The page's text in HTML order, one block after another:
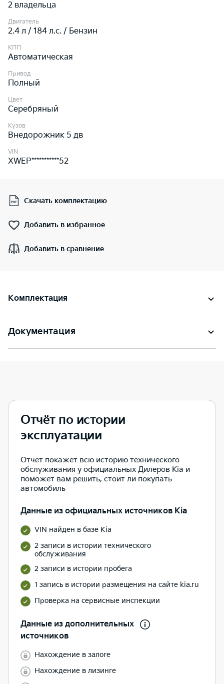
2 владельца
Двигатель
2.4 л / 184 л.c. / Бензин
КПП
Автоматическая
Привод
Полный
Цвет
Серебряный
Кузов
Внедорожник 5 дв
VIN
XWEP***********52
Скачать комплектацию
Добавить в избранное
Добавить в сравнение
Комплектация
Документация
Отчёт по истории
эксплуатации
Отчет покажет всю историю технического
обслуживания у официальных Дилеров Kia и
поможет вам решить, стоит ли покупать
автомобиль
Данные из официальных источников Kia
VIN найден в базе Kia
2 записи в истории технического
обслуживания
2 записи в истории пробега
1 запись в истории размещения на сайте kia.ru
Проверка на сервисные инспекции
Данные из дополнительных
источников
Нахождение в залоге
Нахождение в лизинге